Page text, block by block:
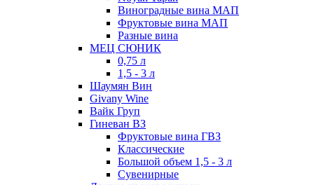
Виноградные вина МАП
Фруктовые вина МАП
Разные вина
МЕЦ СЮНИК
0,75 л
1,5 - 3 л
Шаумян Вин
Givany Wine
Вайк Груп
Гиневан ВЗ
Фруктовые вина ГВЗ
Классические
Большой объем 1,5 - 3 л
Сувенирные